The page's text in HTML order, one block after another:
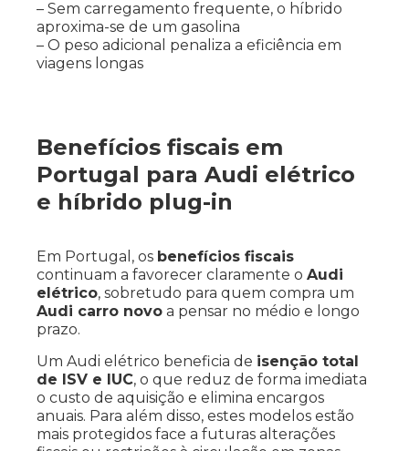
– Sem carregamento frequente, o híbrido
aproxima-se de um gasolina
– O peso adicional penaliza a eficiência em
viagens longas
Benefícios fiscais em
Portugal para Audi elétrico
e híbrido plug-in
Em Portugal, os benefícios fiscais
continuam a favorecer claramente o Audi
elétrico, sobretudo para quem compra um
Audi carro novo a pensar no médio e longo
prazo.
Um Audi elétrico beneficia de isenção total
de ISV e IUC, o que reduz de forma imediata
o custo de aquisição e elimina encargos
anuais. Para além disso, estes modelos estão
mais protegidos face a futuras alterações